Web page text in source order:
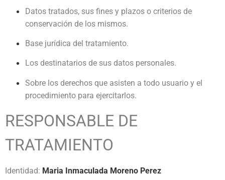
Datos tratados, sus fines y plazos o criterios de
conservación de los mismos.
Base jurídica del tratamiento.
Los destinatarios de sus datos personales.
Sobre los derechos que asisten a todo usuario y el
procedimiento para ejercitarlos.
RESPONSABLE DE
TRATAMIENTO
Identidad: Maria Inmaculada Moreno Perez